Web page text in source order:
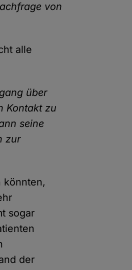
von
alle
über
Kontakt zu
seine
zur
könnten,
sogar
der